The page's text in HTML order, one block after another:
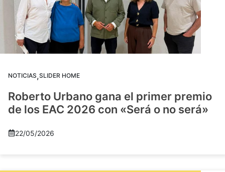
NOTICIAS,SLIDER HOME
Roberto Urbano gana el primer premio
de los EAC 2026 con «Será o no será»
22/05/2026